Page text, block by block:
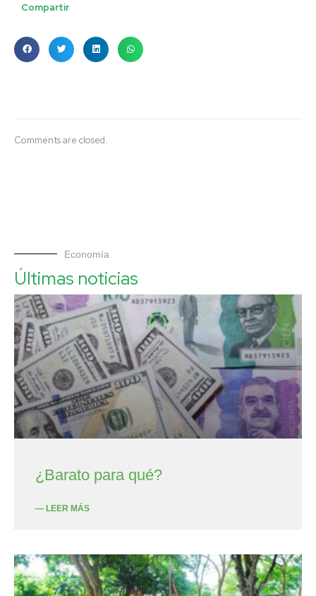
Compartir
Comments are closed.
Economía
Últimas noticias
¿Barato para qué?
— LEER MÁS